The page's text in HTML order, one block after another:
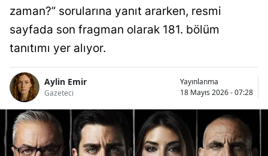
zaman?” sorularına yanıt ararken, resmi
sayfada son fragman olarak 181. bölüm
tanıtımı yer alıyor.
Aylin Emir
Gazeteci
Yayınlanma
18 Mayıs 2026 - 07:28